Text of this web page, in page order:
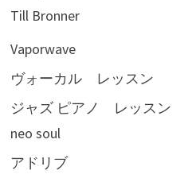
Till Bronner
Vaporwave
ヴォーカル レッスン
ジャズ ピアノ レッスン
neo soul
アドリブ